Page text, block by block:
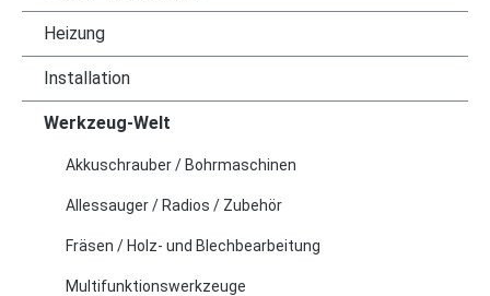
Heizung
Installation
Werkzeug-Welt
Akkuschrauber / Bohrmaschinen
Allessauger / Radios / Zubehör
Fräsen / Holz- und Blechbearbeitung
Multifunktionswerkzeuge